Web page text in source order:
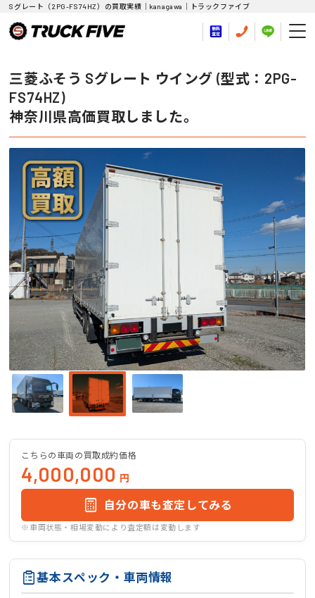
Sグレート（2PG-FS74HZ）の買取実績｜kanagawa｜トラックファイブ
三菱ふそう Sグレート ウイング (型式：2PG-
FS74HZ)
神奈川県高価買取しました。
こちらの車両の買取成約価格
4,000,000 円
自分の車も査定してみる
※車両状態・相場変動により査定額は変動します
基本スペック・車両情報